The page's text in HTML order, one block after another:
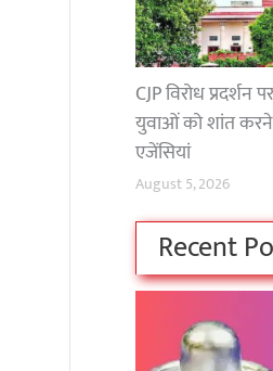
CJP विरोध प्रदर्शन
युवाओं को शांत
एजेंसियां
August 5, 2026
Recent